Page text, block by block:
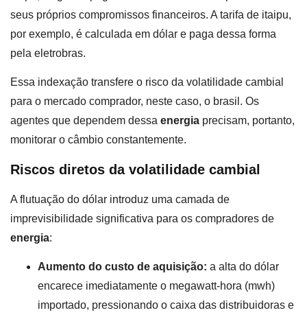
seus próprios compromissos financeiros. A tarifa de itaipu,
por exemplo, é calculada em dólar e paga dessa forma
pela eletrobras.
Essa indexação transfere o risco da volatilidade cambial
para o mercado comprador, neste caso, o brasil. Os
agentes que dependem dessa energia precisam, portanto,
monitorar o câmbio constantemente.
Riscos diretos da volatilidade cambial
A flutuação do dólar introduz uma camada de
imprevisibilidade significativa para os compradores de
energia:
Aumento do custo de aquisição: a alta do dólar
encarece imediatamente o megawatt-hora (mwh)
importado, pressionando o caixa das distribuidoras e